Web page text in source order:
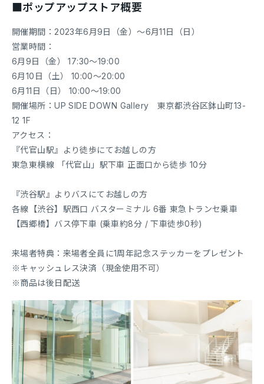
■ポップアップストア概要
開催期間：2023年6月9日（金）〜6月11日（日）
営業時間：
6月9日（金） 17:30〜19:00
6月10日（土） 10:00〜20:00
6月11日（日） 10:00〜19:00
開催場所：UP SIDE DOWN Gallery 東京都渋谷区鉢山町13-
12 1F
アクセス：
『代官山駅』より徒歩にてお越しの方
東急東横線 「代官山」駅下車 正面口から徒歩 10分
『渋谷駅』よりバスにてお越しの方
各線【渋谷】駅西口 バスターミナル 6番 東急トランセ乗車
【西郷橋】バス停下車 (乗車約8分 / 下車徒歩0秒)
来場者特典：来場者全員に1周年記念ステッカーをプレゼント
※キャッシュレス決済（現金使用不可）
※商品は後日配送